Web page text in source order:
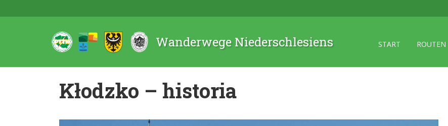
Wanderwege Niederschlesiens START ROUTEN
Kłodzko – historia